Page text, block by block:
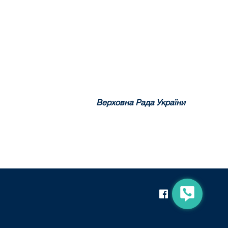
Верховна Рада України